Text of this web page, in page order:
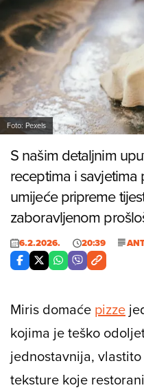
Foto: Pexels
S našim detaljnim
receptima i
umijeće pripreme
zaboravljenom
6.2.2026. 20:39
Miris domaće pizze
kojima je teško
jednostavnija,
teksture koje